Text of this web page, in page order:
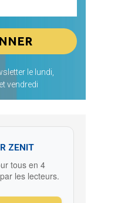
le lundi,
vendredi
ZENIT
tous en 4
les lecteurs.